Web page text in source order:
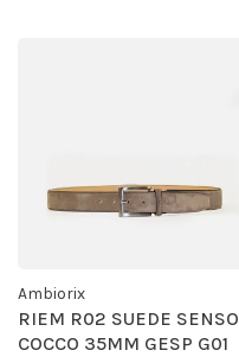
Ambiorix
RIEM R02 SUEDE SENSO
COCCO 35MM GESP G01